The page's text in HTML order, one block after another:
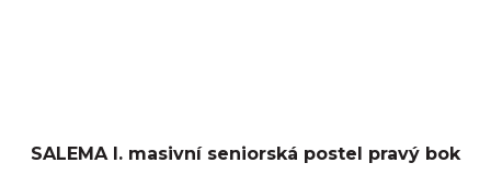
SALEMA I. masivní seniorská postel pravý bok